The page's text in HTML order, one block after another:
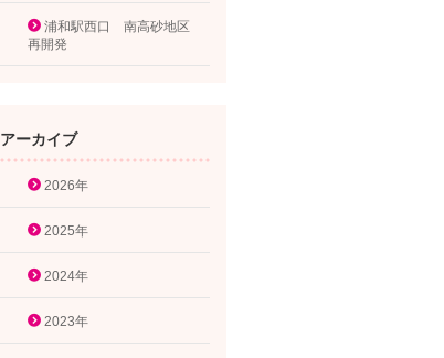
浦和駅西口 南高砂地区
再開発
アーカイブ
2026年
2025年
2024年
2023年